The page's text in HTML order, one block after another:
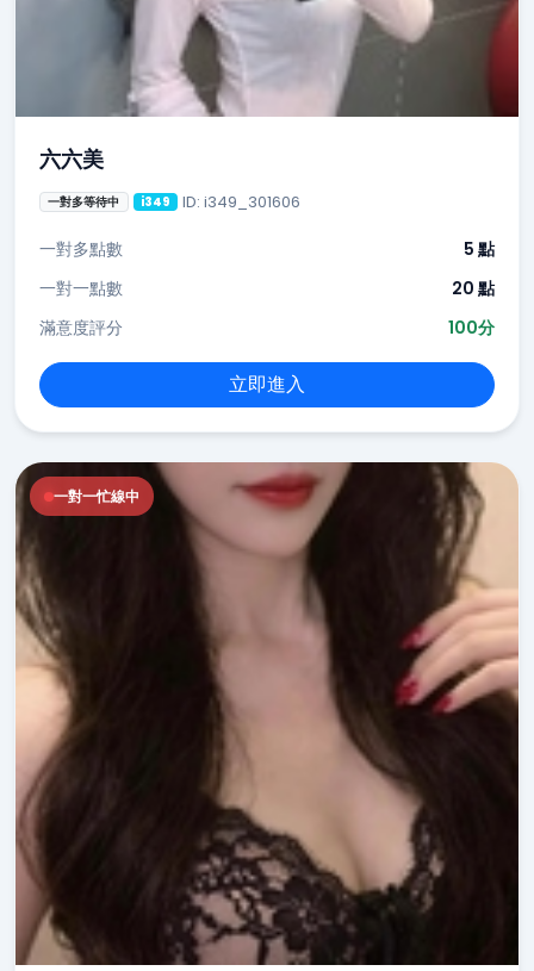
六六美
一對多等待中 i349 ID: i349_301606
一對多點數
5 點
一對一點數
20 點
滿意度評分
100分
立即進入
一對一忙線中